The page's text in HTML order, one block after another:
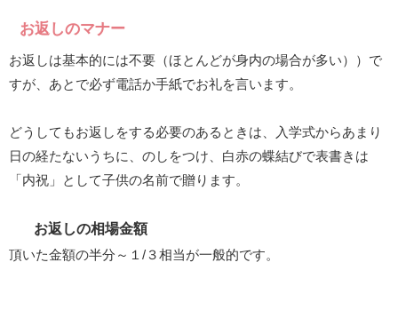
お返しのマナー
お返しは基本的には不要（ほとんどが身内の場合が多い））で
すが、あとで必ず電話か手紙でお礼を言います。
どうしてもお返しをする必要のあるときは、入学式からあまり
日の経たないうちに、のしをつけ、白赤の蝶結びで表書きは
「内祝」として子供の名前で贈ります。
お返しの相場金額
頂いた金額の半分～１/３相当が一般的です。